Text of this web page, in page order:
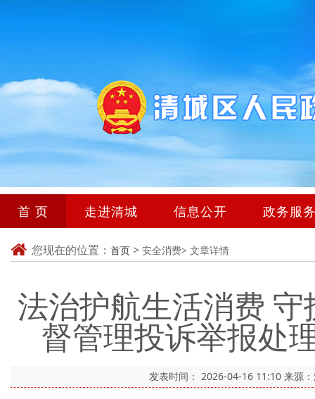
首 页 走进清城 信息公开 政务服
您现在的位置： 首页 > 安全消费> 文章详情
法治护航生活消费
督管理投诉举报处
发表时间： 2026-04-16 11:10 来源